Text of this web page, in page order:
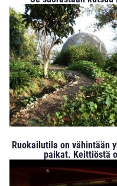
Ruokailutila on vähintään
paikat. Keittiöstä